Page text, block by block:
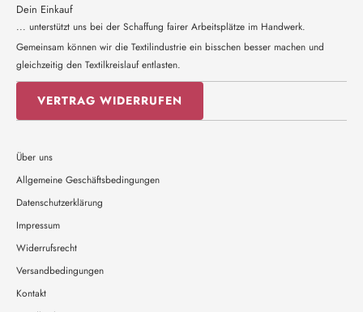
Dein Einkauf
... unterstützt uns bei der Schaffung fairer Arbeitsplätze im Handwerk.
Gemeinsam können wir die Textilindustrie ein bisschen besser machen und
gleichzeitig den Textilkreislauf entlasten.
VERTRAG WIDERRUFEN
Über uns
Allgemeine Geschäftsbedingungen
Datenschutzerklärung
Impressum
Widerrufsrecht
Versandbedingungen
Kontakt